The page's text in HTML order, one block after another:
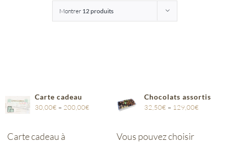
Montrer 12 produits
Carte cadeau
30,00€ – 200,00€
Carte cadeau à
Chocolats assortis
32,50€ – 129,00€
Vous pouvez choisir